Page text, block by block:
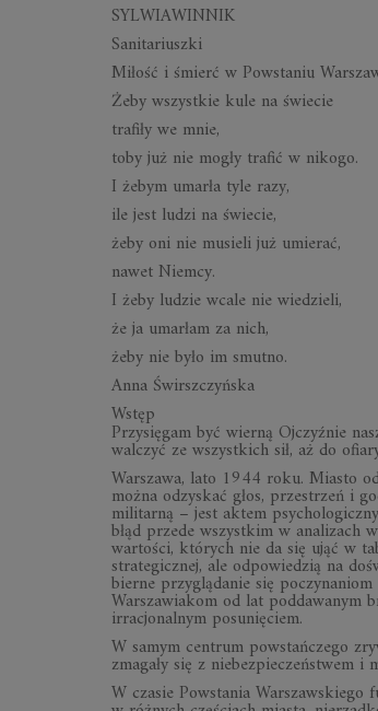
SYLWIAWINNIK
Sanitariuszki
Miłość i śmierć w Powstaniu
Żeby wszystkie kule na świecie
trafiły we mnie,
toby już nie mogły trafić w nikogo.
I żebym umarła tyle razy,
ile jest ludzi na świecie,
żeby oni nie musieli już umierać,
nawet Niemcy.
I żeby ludzie wcale nie wiedzieli,
że ja umarłam za nich,
żeby nie było im smutno.
Anna Świrszczyńska
Wstęp
Przysięgam być wierną Ojczyźnie
walczyć ze wszystkich sił, aż do
Warszawa, lato 1944 roku. Miasto
można odzyskać głos, przestrzeń i
militarną – jest aktem
błąd przede wszystkim w analizach
wartości, których nie da się ująć w
strategicznej, ale odpowiedzią na
bierne przyglądanie się
Warszawiakom od lat poddawanym
irracjonalnym posunięciem.
W samym centrum powstańczego
zmagały się z niebezpieczeństwem
W czasie Powstania